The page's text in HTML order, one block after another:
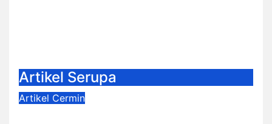
Artikel Serupa
Artikel Cermin